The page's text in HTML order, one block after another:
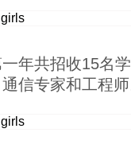
年共招收15名
信专家和工程师